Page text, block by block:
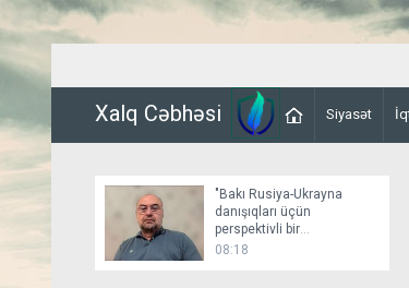
Xalq Cəbhəsi Siyasət
"Bakı Rusiya-Ukrayna
danışıqları üçün
perspektivli bir
platformadır"
08:18